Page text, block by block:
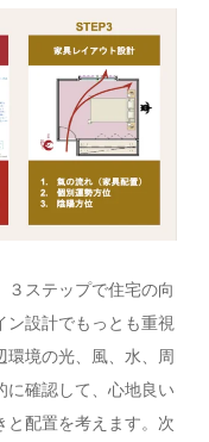
３ステップで住宅の向
ン設計でもっとも重視
環境の光、風、水、周
に確認して、心地良い
と配置を考えます。次